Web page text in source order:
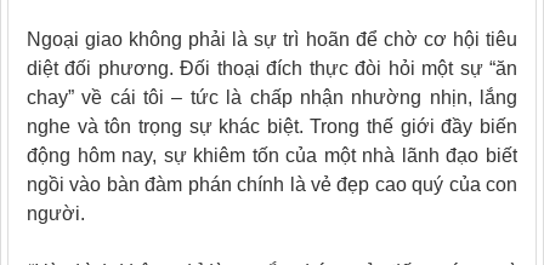
Ngoại giao không phải là sự trì hoãn để chờ cơ hội tiêu
diệt đối phương. Đối thoại đích thực đòi hỏi một sự “ăn
chay” về cái tôi – tức là chấp nhận nhường nhịn, lắng
nghe và tôn trọng sự khác biệt. Trong thế giới đầy biến
động hôm nay, sự khiêm tốn của một nhà lãnh đạo biết
ngồi vào bàn đàm phán chính là vẻ đẹp cao quý của con
người.